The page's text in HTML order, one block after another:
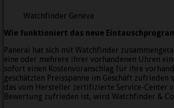
Watchfinder Geneva
Wie funktioniert das neue
Panerai hat sich mit Watchfinder
eine oder mehrere ihrer vorhandenen Uhren
sofort einen Kostenvoranschlag für ihre
geschätzten Preisspanne im Geschäft
das vom Hersteller zertifizierte Service-Center
Bewertung zufrieden ist, wird Watchfinder &